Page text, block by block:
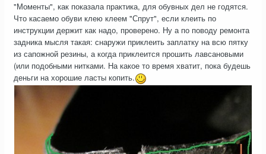
"Моменты", как показала практика, для обувных дел не годятся.
Что касаемо обуви клею клеем "Спрут", если клеить по
инструкции держит как надо, проверено. Ну а по поводу ремонта
задника мысля такая: снаружи приклеить заплатку на всю пятку
из сапожной резины, а когда приклеится прошить лавсановыми
(или подобными нитками. На какое то время хватит, пока будешь
деньги на хорошие ласты копить.